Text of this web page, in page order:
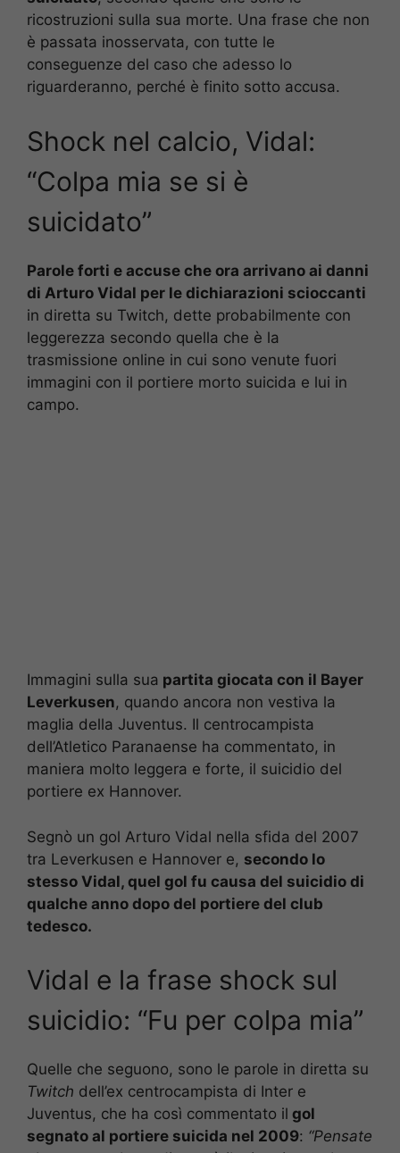
ricostruzioni sulla sua morte. Una frase che non
è passata inosservata, con tutte le
conseguenze del caso che adesso lo
riguarderanno, perché è finito sotto accusa.
Shock nel calcio, Vidal:
“Colpa mia se si è
suicidato”
Parole forti e accuse che ora arrivano ai danni
di Arturo Vidal per le dichiarazioni scioccanti
in diretta su Twitch, dette probabilmente con
leggerezza secondo quella che è la
trasmissione online in cui sono venute fuori
immagini con il portiere morto suicida e lui in
campo.
Immagini sulla sua partita giocata con il Bayer
Leverkusen, quando ancora non vestiva la
maglia della Juventus. Il centrocampista
dell’Atletico Paranaense ha commentato, in
maniera molto leggera e forte, il suicidio del
portiere ex Hannover.
Segnò un gol Arturo Vidal nella sfida del 2007
tra Leverkusen e Hannover e, secondo lo
stesso Vidal, quel gol fu causa del suicidio di
qualche anno dopo del portiere del club
tedesco.
Vidal e la frase shock sul
suicidio: “Fu per colpa mia”
Quelle che seguono, sono le parole in diretta su
Twitch dell’ex centrocampista di Inter e
Juventus, che ha così commentato il gol
segnato al portiere suicida nel 2009: “Pensate